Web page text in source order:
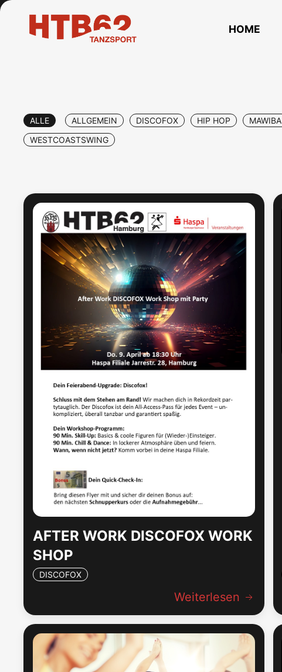
HOME
ALLE ALLGEMEIN DISCOFOX HIP HOP MAWIBA
WESTCOASTSWING
AFTER WORK DISCOFOX WORK
SHOP
DISCOFOX
Weiterlesen